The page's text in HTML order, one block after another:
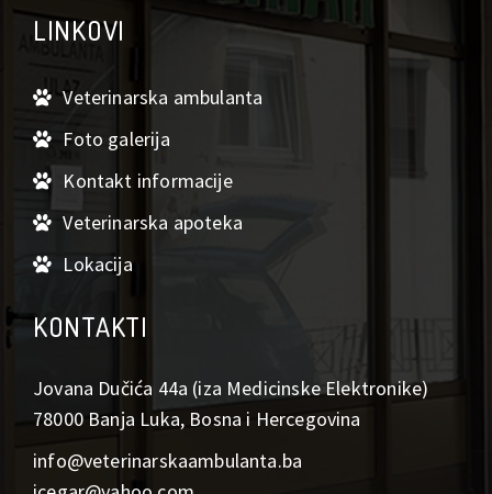
LINKOVI
Veterinarska ambulanta
Foto galerija
Kontakt informacije
Veterinarska apoteka
Lokacija
KONTAKTI
Jovana Dučića 44a (iza Medicinske Elektronike)
78000 Banja Luka, Bosna i Hercegovina
info@veterinarskaambulanta.ba